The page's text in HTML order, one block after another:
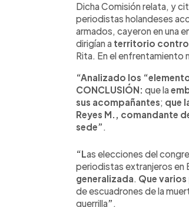
Dicha Comisión relata, y
periodistas holandeses
armados, cayeron en una
dirigían a territorio
Rita. En el enfrentamiento
“Analizado los
CONCLUSIÓN: que la
sus acompañantes; que
Reyes M., comandante
sede”.
“Las elecciones del
periodistas extranjeros en
generalizada. Que
de escuadrones de la
guerrilla”.